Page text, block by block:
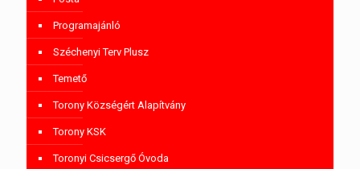
Programajánló
Széchenyi Terv Plusz
Temető
Torony Községért Alapítvány
Torony KSK
Toronyi Csicsergő Óvoda